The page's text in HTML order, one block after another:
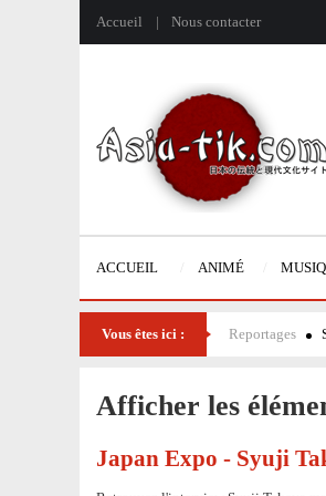
Accueil Nous contacter
ACCUEIL ANIMÉ
Vous êtes ici : Reportages
Afficher les
Japan Expo - Syuji